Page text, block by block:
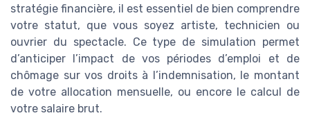
stratégie financière, il est essentiel de bien comprendre
votre statut, que vous soyez artiste, technicien ou
ouvrier du spectacle. Ce type de simulation permet
d’anticiper l’impact de vos périodes d’emploi et de
chômage sur vos droits à l’indemnisation, le montant
de votre allocation mensuelle, ou encore le calcul de
votre salaire brut.